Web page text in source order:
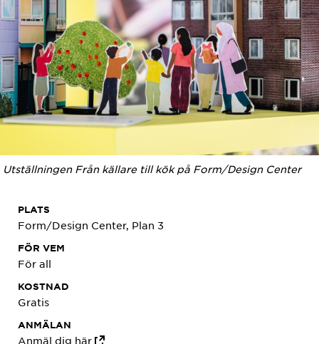
Utställningen Från källare till kök på Form/Design Center
PLATS
Form/Design Center, Plan 3
FÖR VEM
För all
KOSTNAD
Gratis
ANMÄLAN
Anmäl dig här